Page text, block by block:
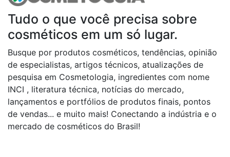
Tudo o que você precisa sobre
cosméticos em um só lugar.
Busque por produtos cosméticos, tendências, opinião
de especialistas, artigos técnicos, atualizações de
pesquisa em Cosmetologia, ingredientes com nome
INCI , literatura técnica, notícias do mercado,
lançamentos e portfólios de produtos finais, pontos
de vendas... e muito mais! Conectando a indústria e o
mercado de cosméticos do Brasil!